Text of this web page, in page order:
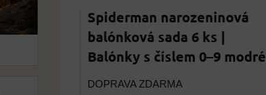
Spiderman narozeninová
balónková sada 6 ks |
Balónky s číslem 0–9 modré
DOPRAVA ZDARMA